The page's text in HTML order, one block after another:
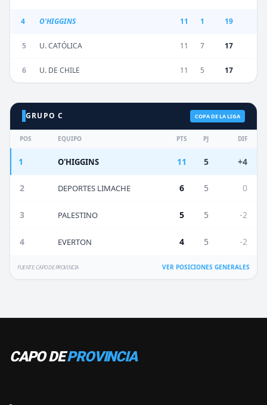
4 O'HIGGINS 11 1 19
5 U. CATÓLICA 11 7 17
6 U. DE CHILE 11 5 17
GRUPO C COPA DE LA LIGA
POS EQUIPO PTS PJ DIF
1 O'HIGGINS 11 5 +4
2 DEPORTES LIMACHE 6 5 0
3 PALESTINO 5 5 -2
4 EVERTON 4 5 -2
FUENTE: CAPO DE PROVINCIA VER POSICIONES GENERALES
CAPO DEPROVINCIA